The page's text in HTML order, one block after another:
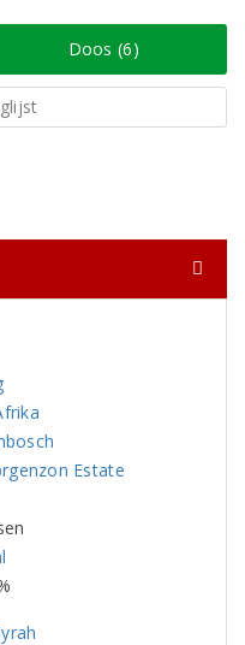
Doos (6)
Estate